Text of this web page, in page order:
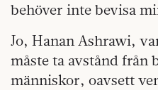
behöver inte bevisa
Jo, Hanan Ashrawi,
måste ta avstånd från
människor, oavsett